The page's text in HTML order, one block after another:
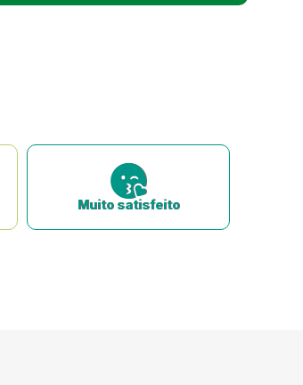
Muito satisfeito